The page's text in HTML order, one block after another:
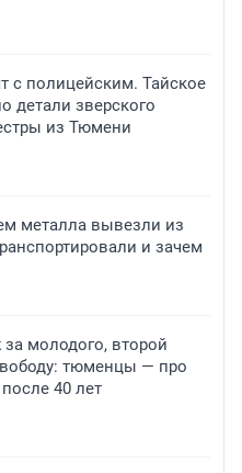
с полицейским. Тайское
детали зверского
из Тюмени
металла вывезли из
и зачем
молодого, второй
тюменцы — про
40 лет